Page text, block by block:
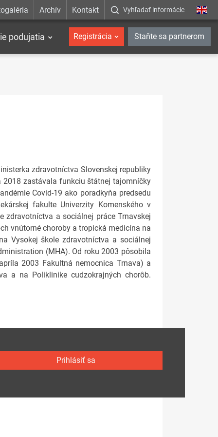
Archív Kontakt Vyhľadať informácie
podujatia Registrácia Staňte sa partnerom
zdravotníctva Slovenskej republiky
zastávala funkciu štátnej tajomníčky
Covid-19 ako poradkyňa predsedu
fakulte Univerzity Komenského v
zdravotníctva a sociálnej práce Trnavskej
vnútorné choroby a tropická medicína na
Vysokej škole zdravotníctva a sociálnej
(MHA). Od roku 2003 pôsobila
2003 Fakultná nemocnica Trnava) a
a na Poliklinike cudzokrajných chorôb.
Prihlásiť sa